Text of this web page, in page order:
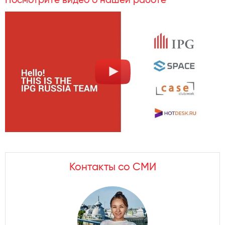
Контакты со СМИ